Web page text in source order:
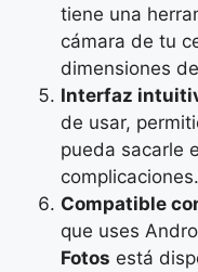
tiene una
cámara de tu
dimensiones
Interfaz
de usar,
pueda sacarle
complicaciones.
Compatible
que uses
Fotos está